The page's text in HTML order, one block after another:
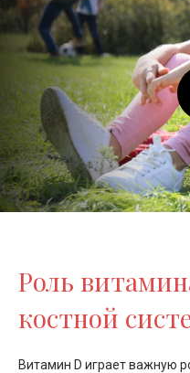
Роль
костной
Витамин D играет важную